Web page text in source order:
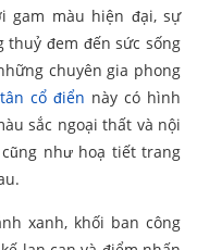
gam màu hiện đại, sự
thuỷ đem đến sức sống
chuyên gia phong
cổ điển này có hình
sắc ngoại thất và nội
như hoạ tiết trang
xanh, khối ban công